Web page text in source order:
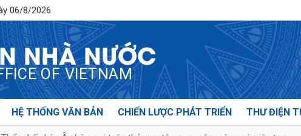
06/8/2026
NHÀ NƯỚC
OF VIETNAM
HỆ THỐNG VĂN BẢN CHIẾN LƯỢC PHÁT TRIỂN THƯ ĐIỆN